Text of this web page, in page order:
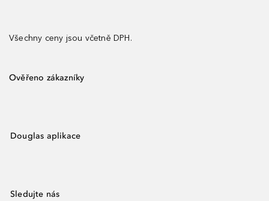
Všechny ceny jsou včetně DPH.
Ověřeno zákazníky
Douglas aplikace
Sledujte nás